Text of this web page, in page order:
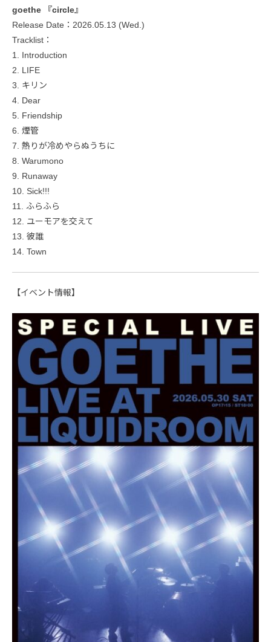
goethe 『circle』
Release Date：2026.05.13 (Wed.)
Tracklist：
1. Introduction
2. LIFE
3. キリン
4. Dear
5. Friendship
6. 煙管
7. 熱りが冷めやらぬうちに
8. Warumono
9. Runaway
10. Sick!!!
11. ふらふら
12. ユーモアを交えて
13. 彼誰
14. Town
【イベント情報】